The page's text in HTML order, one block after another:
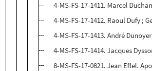
4-MS-FS-17-1411. Marcel
4-MS-FS-17-1412. Raoul Dufy ;
4-MS-FS-17-1413. André
4-MS-FS-17-1414. Jacques
8-MS-FS-17-0821. Jean Effel.